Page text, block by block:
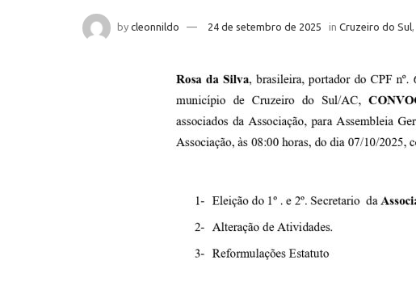
by cleonnildo 24 de setembro de 2025 in Cruzeiro do Sul